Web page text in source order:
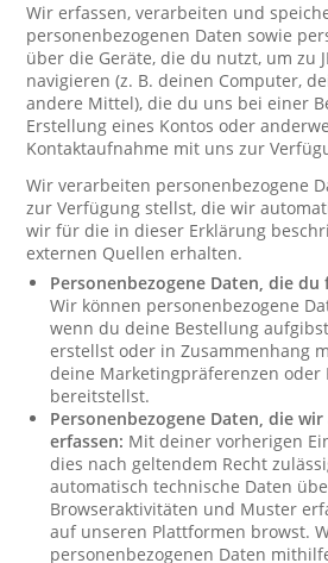
Wir erfassen, verarbeiten und
personenbezogenen Daten sowie
über die Geräte, die du nutzt, um zu
navigieren (z. B. deinen Computer,
andere Mittel), die du uns bei einer
Erstellung eines Kontos oder
Kontaktaufnahme mit uns zur
Wir verarbeiten personenbezogene
zur Verfügung stellst, die wir
wir für die in dieser Erklärung
externen Quellen erhalten.
Personenbezogene Daten, die
Wir können personenbezogene
wenn du deine Bestellung
erstellst oder in Zusammenhang
deine Marketingpräferenzen oder
bereitstellst.
Personenbezogene Daten, die
erfassen: Mit deiner vorherigen
dies nach geltendem Recht
automatisch technische Daten
Browseraktivitäten und Muster
auf unseren Plattformen browst.
personenbezogenen Daten